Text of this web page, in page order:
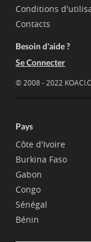
Conditions
Contacts
Besoin d'aide ?
Se Connecter
© 2008 - 2022
Pays
Côte d'Ivoire
Burkina Faso
Gabon
Congo
Sénégal
Bénin